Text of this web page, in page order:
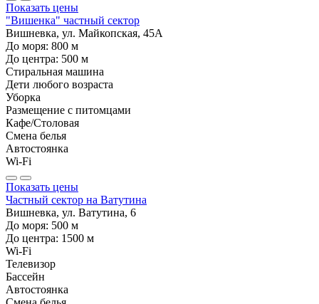
Показать цены
"Вишенка" частный сектор
Вишневка, ул. Майкопская, 45А
До моря: 800 м
До центра: 500 м
Стиральная машина
Дети любого возраста
Уборка
Размещение с питомцами
Кафе/Столовая
Смена белья
Автостоянка
Wi-Fi
Показать цены
Частный сектор на Ватутина
Вишневка, ул. Ватутина, 6
До моря: 500 м
До центра: 1500 м
Wi-Fi
Телевизор
Бассейн
Автостоянка